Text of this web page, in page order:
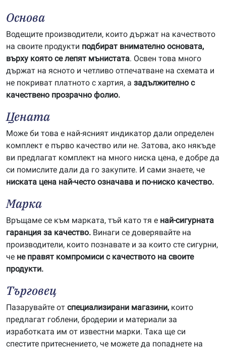
Основа
Водещите производители, които държат на качеството
на своите продукти подбират внимателно основата,
върху която се лепят мънистата. Освен това много
държат на ясното и четливо отпечатване на схемата и
не покриват платното с хартия, а задължително с
качествено прозрачно фолио.
Цената
Може би това е най-ясният индикатор дали определен
комплект е първо качество или не. Затова, ако някъде
ви предлагат комплект на много ниска цена, е добре да
си помислите дали да го закупите. И сами знаете, че
ниската цена най-често означава и по-ниско качество.
Марка
Връщаме се към марката, тъй като тя е най-сигурната
гаранция за качество. Винаги се доверявайте на
производители, които познавате и за които сте сигурни,
че не правят компромиси с качеството на своите
продукти.
Търговец
Пазарувайте от специализирани магазини, които
предлагат гоблени, бродерии и материали за
изработката им от известни марки. Така ще си
спестите притеснението, че можете да попаднете на